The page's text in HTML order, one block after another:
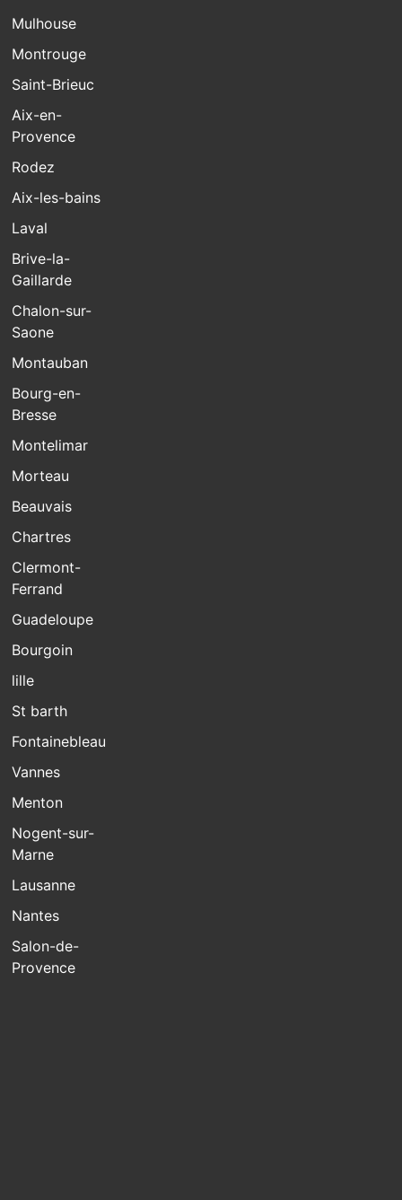
Mulhouse
Montrouge
Saint-Brieuc
Aix-en-
Provence
Rodez
Aix-les-bains
Laval
Brive-la-
Gaillarde
Chalon-sur-
Saone
Montauban
Bourg-en-
Bresse
Montelimar
Morteau
Beauvais
Chartres
Clermont-
Ferrand
Guadeloupe
Bourgoin
lille
St barth
Fontainebleau
Vannes
Menton
Nogent-sur-
Marne
Lausanne
Nantes
Salon-de-
Provence